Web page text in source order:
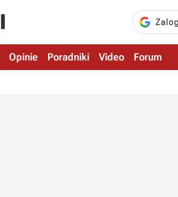
Opinie Poradniki Video Forum